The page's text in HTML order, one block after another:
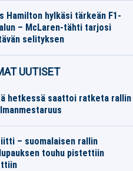
Hamilton hylkäsi tärkeän F1-
– McLaren-tähti tarjosi
selityksen
UUTISET
hetkessä saattoi ratketa rallin
– suomalaisen rallin
touhu pistettiin